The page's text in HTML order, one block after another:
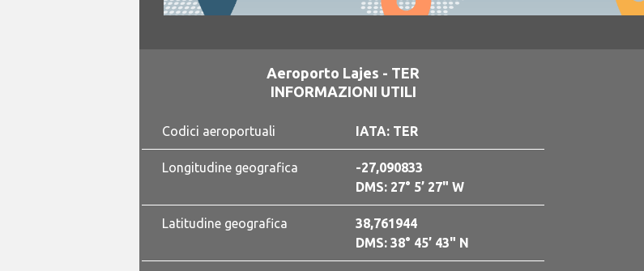
Aeroporto Lajes - TER
INFORMAZIONI UTILI
Codici aeroportuali IATA: TER
Longitudine geografica
-27,090833
DMS: 27° 5’ 27" W
Latitudine geografica
38,761944
DMS: 38° 45’ 43" N